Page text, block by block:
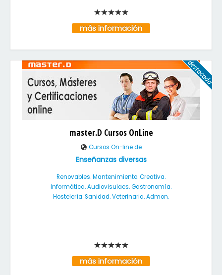
más información
master.D Cursos OnLine
Cursos On-line de
Enseñanzas diversas
Renovables. Mantenimiento. Creativa.
Informática. Audiovisulaes. Gastronomía.
Hostelería. Sanidad. Veterinaria. Admon.
más información